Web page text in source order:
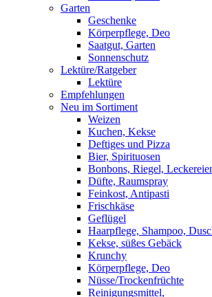
Garten
Geschenke
Körperpflege, Deo
Saatgut, Garten
Sonnenschutz
Lektüre/Ratgeber
Lektüre
Empfehlungen
Neu im Sortiment
Weizen
Kuchen, Kekse
Deftiges und Pizza
Bier, Spirituosen
Bonbons, Riegel,
Düfte, Raumspray
Feinkost, Antipasti
Frischkäse
Geflügel
Haarpflege, Shampoo,
Kekse, süßes Gebäck
Krunchy
Körperpflege, Deo
Nüsse/Trockenfrüchte
Reinigungsmittel,